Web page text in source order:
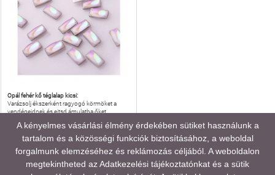
Opál fehér kő téglalap kicsi:
Varázsolj ékszerként ragyogó körmöket a
vendégeidnek és ejtsd ámulatba őket
OPÁL FEHÉR KŐ TÉGLALAP KICSI
990 HUF
A kényelmes vásárlási élmény érdekében sütiket használunk a
tartalom és a közösségi funkciók biztosításához, a weboldal
forgalmunk elemzéséhez és reklámozás céljából. A weboldalon
megtekintheted azAdatkezelési tájékoztatónkat és a sütik